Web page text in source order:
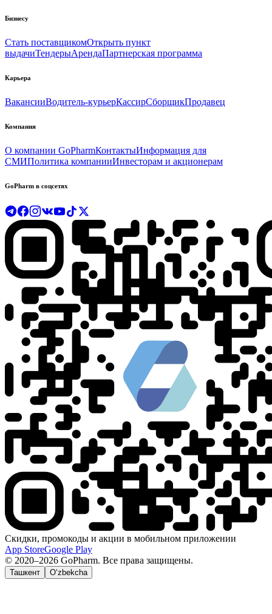
Бизнесу
Стать поставщикомОткрыть пункт
выдачиТендерыАрендаПартнерская программа
Карьера
ВакансииВодитель-курьерКассирСборщикПродавец
Компания
О компании GoPharmКонтактыИнформация для
СМИПолитика компанииИнвесторам и акционерам
GoPharm в соцсетях
Скидки, промокоды и акции в мобильном приложении
App StoreGoogle Play
© 2020–2026 GoPharm. Все права защищены.
Ташкент O‘zbekcha